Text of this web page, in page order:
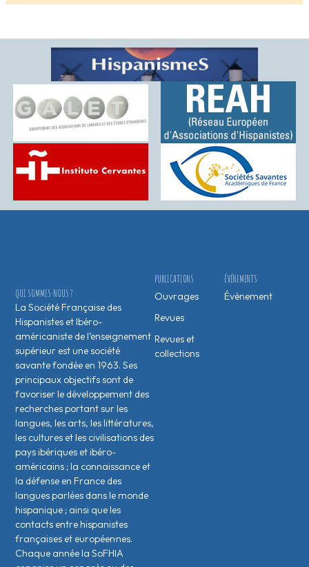
ÉVÉNEMENTS
Évènement
PUBLICATIONS
Ouvrages
Revues
Revues et
collections
QUI SOMMES-NOUS ?
La Société Française des
Hispanistes et Ibéro-
américaniste de l’enseignement
supérieur est une société
savante fondée en 1963. Ses
principaux objectifs sont de
favoriser le développement des
recherches portant sur les
langues, les arts, les littératures,
les cultures et les civilisations des
pays ibériques et ibéro-
américains ; la connaissance et
la défense en France des
langues parlées dans le monde
hispanique ; ainsi que les
contacts entre hispanistes
français·es et européen·nes.
Chaque année la SoFHIA